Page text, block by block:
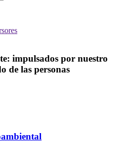
impulsados por nuestro
de las personas